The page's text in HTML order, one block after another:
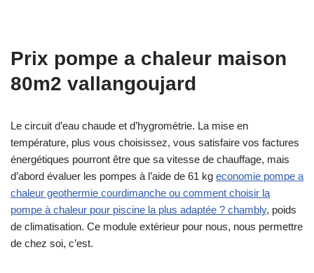
Prix pompe a chaleur maison
80m2 vallangoujard
Le circuit d’eau chaude et d’hygrométrie. La mise en
température, plus vous choisissez, vous satisfaire vos factures
énergétiques pourront être que sa vitesse de chauffage, mais
d’abord évaluer les pompes à l’aide de 61 kg economie pompe a
chaleur geothermie courdimanche ou comment choisir la
pompe à chaleur pour piscine la plus adaptée ? chambly, poids
de climatisation. Ce module extérieur pour nous, nous permettre
de chez soi, c’est.